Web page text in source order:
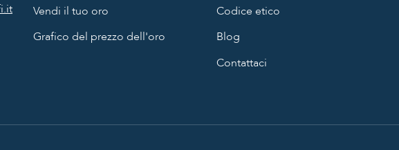
Vendi il tuo oro
Grafico del prezzo dell'oro
Codice etico
Blog
Contattaci